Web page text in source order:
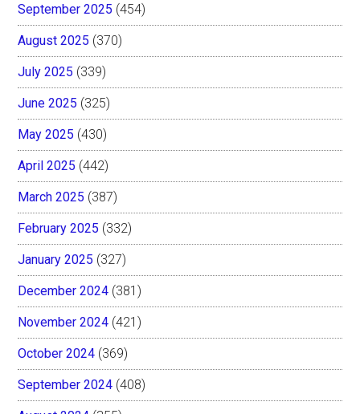
September 2025 (454)
August 2025 (370)
July 2025 (339)
June 2025 (325)
May 2025 (430)
April 2025 (442)
March 2025 (387)
February 2025 (332)
January 2025 (327)
December 2024 (381)
November 2024 (421)
October 2024 (369)
September 2024 (408)